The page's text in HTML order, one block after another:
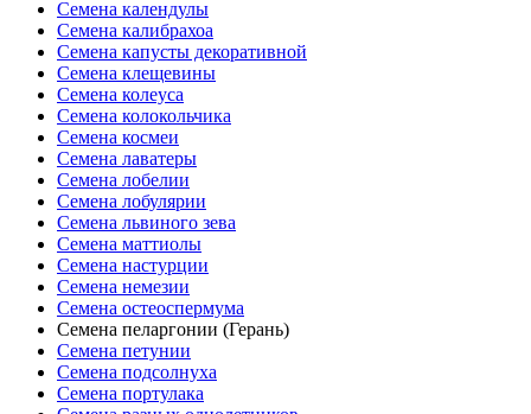
Семена календулы
Семена калибрахоа
Семена капусты декоративной
Семена клещевины
Семена колеуса
Семена колокольчика
Семена космеи
Семена лаватеры
Семена лобелии
Семена лобулярии
Семена львиного зева
Семена маттиолы
Семена настурции
Семена немезии
Семена остеоспермума
Семена пеларгонии (Герань)
Семена петунии
Семена подсолнуха
Семена портулака